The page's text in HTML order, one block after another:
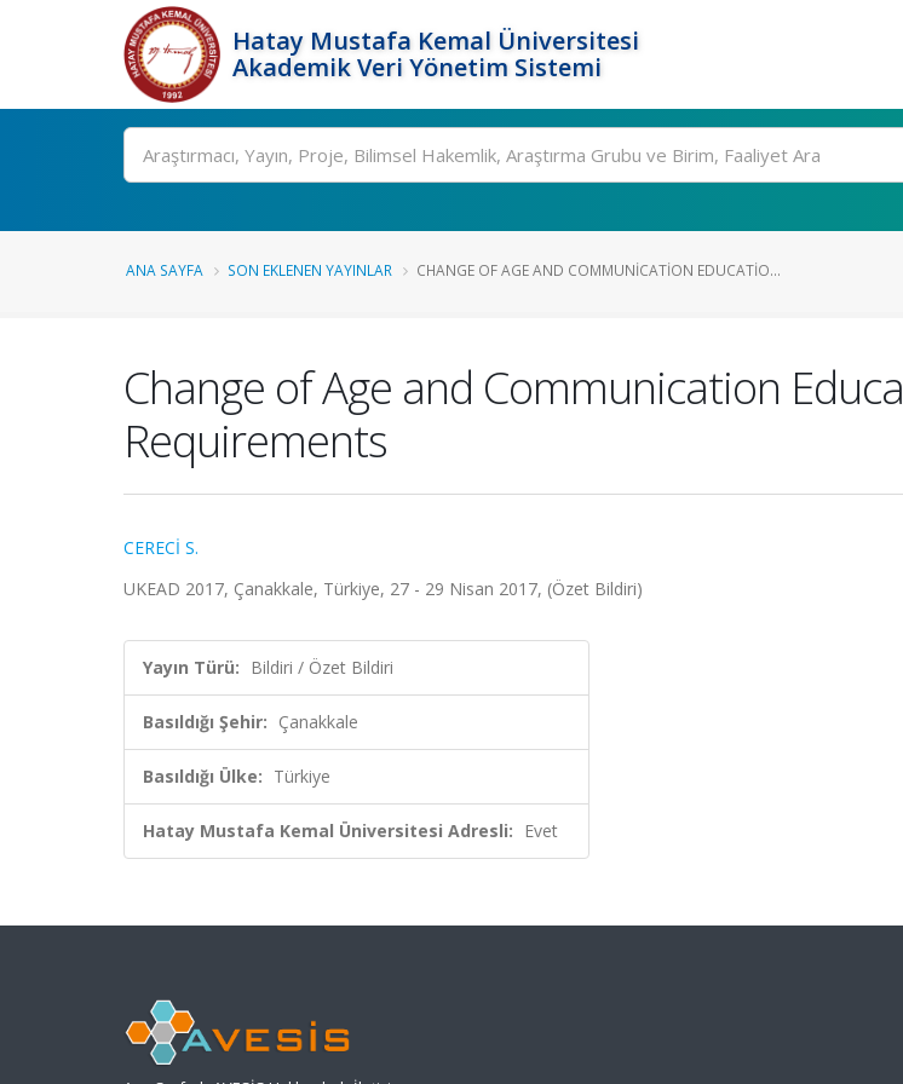
Hatay Mustafa Kemal Üniversitesi
Akademik Veri Yönetim Sistemi
Ara
ANA SAYFA SON EKLENEN YAYINLAR CHANGE OF AGE AND COMMUNICATION EDUCATIO...
Change of Age and Communication
Requirements
CERECİ S.
UKEAD 2017, Çanakkale, Türkiye, 27 - 29 Nisan 2017, (Özet Bildiri)
Yayın Türü: Bildiri / Özet Bildiri
Basıldığı Şehir: Çanakkale
Basıldığı Ülke: Türkiye
Hatay Mustafa Kemal Üniversitesi Adresli: Evet